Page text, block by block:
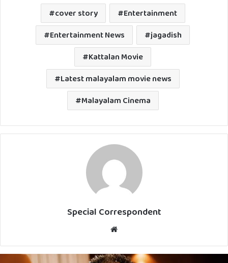
cover story
Entertainment
Entertainment News
jagadish
Kattalan Movie
Latest malayalam movie news
Malayalam Cinema
Special Correspondent